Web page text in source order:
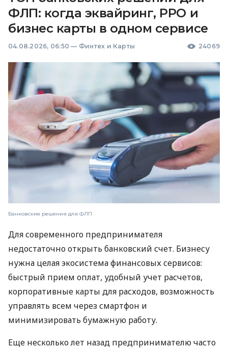
ФЛП: когда эквайринг, РРО и
бизнес карты в одном сервисе
04.08.2026, 06:50 — Финтех и Карты 24069
Банковские решения для ФЛП
Для современного предпринимателя
недостаточно открыть банковский счет. Бизнесу
нужна целая экосистема финансовых сервисов:
быстрый прием оплат, удобный учет расчетов,
корпоративные карты для расходов, возможность
управлять всем через смартфон и
минимизировать бумажную работу.
Еще несколько лет назад предпринимателю часто